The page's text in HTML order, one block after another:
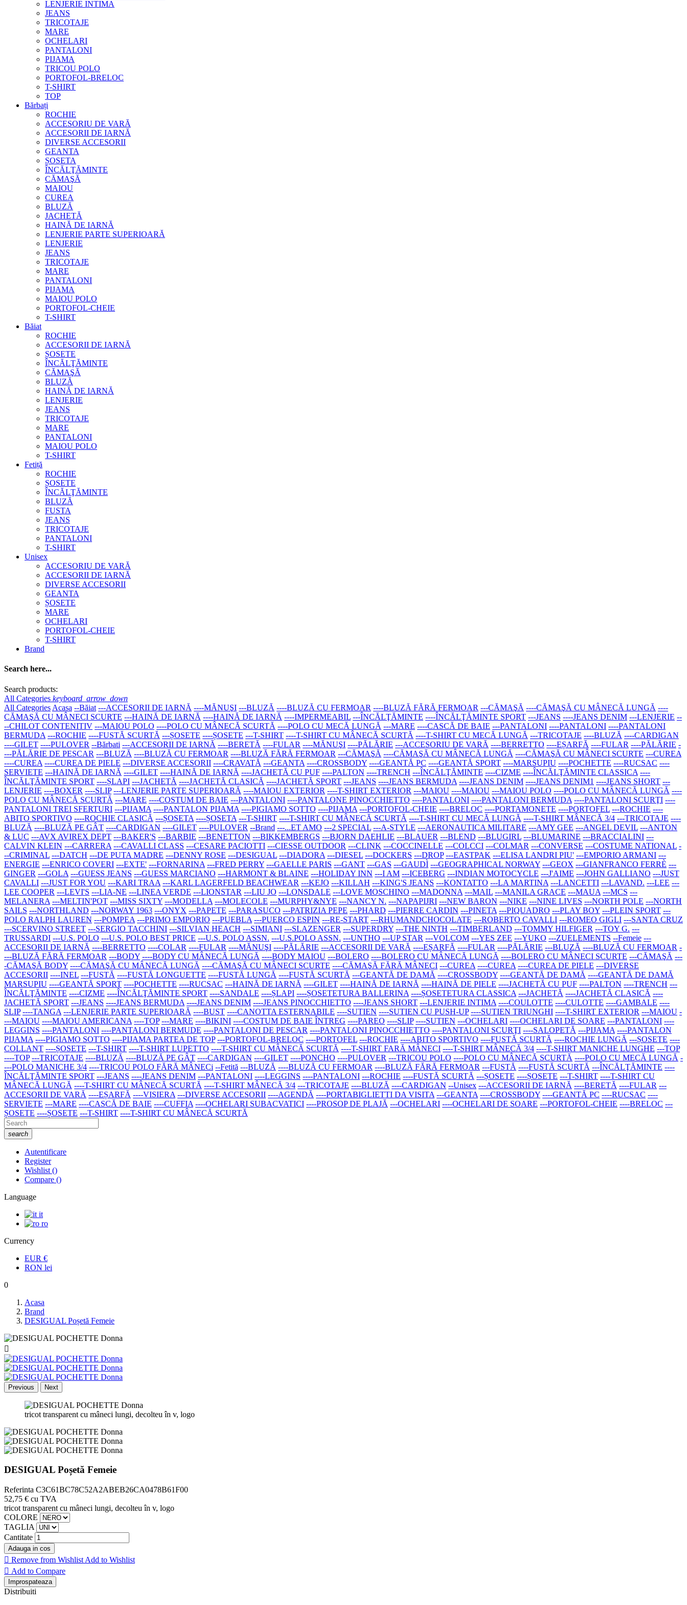
LENJERIE INTIMA
JEANS
TRICOTAJE
MARE
OCHELARI
PANTALONI
PIJAMA
TRICOU POLO
PORTOFOL-BRELOC
T-SHIRT
TOP
Bărbați
ROCHIE
ACCESORIU DE VARĂ
ACCESORII DE IARNĂ
DIVERSE ACCESORII
GEANTA
ȘOSETA
ÎNCĂLŢĂMINTE
CĂMAŞĂ
MAIOU
CUREA
BLUZĂ
JACHETĂ
HAINĂ DE IARNĂ
LENJERIE PARTE SUPERIOARĂ
LENJERIE
JEANS
TRICOTAJE
MARE
PANTALONI
PIJAMA
MAIOU POLO
PORTOFOL-CHEIE
T-SHIRT
Băiat
ROCHIE
ACCESORII DE IARNĂ
ȘOSETE
ÎNCĂLŢĂMINTE
CĂMAŞĂ
BLUZĂ
HAINĂ DE IARNĂ
LENJERIE
JEANS
TRICOTAJE
MARE
PANTALONI
MAIOU POLO
T-SHIRT
Fetiță
ROCHIE
ȘOSETE
ÎNCĂLŢĂMINTE
BLUZĂ
FUSTA
JEANS
TRICOTAJE
PANTALONI
T-SHIRT
Unisex
ACCESORIU DE VARĂ
ACCESORII DE IARNĂ
DIVERSE ACCESORII
GEANTA
ȘOSETE
MARE
OCHELARI
PORTOFOL-CHEIE
T-SHIRT
Brand
Search here...
Search products:
All Categories keyboard_arrow_down
All Categories Acasa --Băiat ---ACCESORII DE IARNĂ ----MĂNUŞI ---BLUZĂ ----BLUZĂ CU FERMOAR ----BLUZĂ FĂRĂ FERMOAR ---CĂMAŞĂ ----CĂMAŞĂ CU MÂNECĂ LUNGĂ ----
CĂMAŞĂ CU MÂNECI SCURTE ---HAINĂ DE IARNĂ ----HAINĂ DE IARNĂ ----IMPERMEABIL ---ÎNCĂLŢĂMINTE ----ÎNCĂLŢĂMINTE SPORT ---JEANS ----JEANS DENIM ---LENJERIE --
--CHILOT CONTENITIV ---MAIOU POLO ----POLO CU MÂNECĂ SCURTĂ ----POLO CU MECĂ LUNGĂ ---MARE ----CASCĂ DE BAIE ---PANTALONI ----PANTALONI ----PANTALONI
BERMUDA ---ROCHIE ----FUSTĂ SCURTĂ ---ȘOSETE ----ȘOSETE ---T-SHIRT ----T-SHIRT CU MÂNECĂ SCURTĂ ----T-SHIRT CU MECĂ LUNGĂ ---TRICOTAJE ----BLUZĂ ----CARDIGAN
----GILET ----PULOVER --Bărbati ---ACCESORII DE IARNĂ ----BERETĂ ----FULAR ----MĂNUŞI ----PĂLĂRIE ---ACCESORIU DE VARĂ ----BERRETTO ----EȘARFĂ ----FULAR ----PĂLĂRIE -
---PĂLĂRIE DE PESCAR ---BLUZĂ ----BLUZĂ CU FERMOAR ----BLUZĂ FĂRĂ FERMOAR ---CĂMAŞĂ ----CĂMAŞĂ CU MÂNECĂ LUNGĂ ----CĂMAŞĂ CU MÂNECI SCURTE ---CUREA
----CUREA ----CUREA DE PIELE ---DIVERSE ACCESORII ----CRAVATĂ ---GEANTA ----CROSSBODY ----GEANTĂ PC ----GEANTĂ SPORT ----MARSUPIU ----POCHETTE ----RUCSAC ----
SERVIETE ---HAINĂ DE IARNĂ ----GILET ----HAINĂ DE IARNĂ ----JACHETĂ CU PUF ----PALTON ----TRENCH ---ÎNCĂLŢĂMINTE ----CIZME ----ÎNCĂLŢĂMINTE CLASSICA ----
ÎNCĂLŢĂMINTE SPORT ----ȘLAPI ---JACHETĂ ----JACHETĂ CLASICĂ ----JACHETĂ SPORT ---JEANS ----JEANS BERMUDA ----JEANS DENIM ----JEANS DENIM1 ----JEANS SHORT ---
LENJERIE ----BOXER ----SLIP ---LENJERIE PARTE SUPERIOARĂ ----MAIOU EXTERIOR ----T-SHIRT EXTERIOR ---MAIOU ----MAIOU ---MAIOU POLO ----POLO CU MÂNECĂ LUNGĂ ----
POLO CU MÂNECĂ SCURTĂ ---MARE ----COSTUM DE BAIE ---PANTALONI ----PANTALONE PINOCCHIETTO ----PANTALONI ----PANTALONI BERMUDA ----PANTALONI SCURŢI ----
PANTALONI TREI SFERTURI ---PIJAMA ----PANTALON PIJAMA ----PIGIAMO SOTTO ----PIJAMA ---PORTOFOL-CHEIE ----BRELOC ----PORTAMONETE ----PORTOFEL ---ROCHIE ----
ABITO SPORTIVO ----ROCHIE CLASICĂ ---ȘOSETA ----ȘOSETA ---T-SHIRT ----T-SHIRT CU MÂNECĂ SCURTĂ ----T-SHIRT CU MECĂ LUNGĂ ----T-SHIRT MÂNECĂ 3/4 ---TRICOTAJE ----
BLUZĂ ----BLUZĂ PE GÂT ----CARDIGAN ----GILET ----PULOVER --Brand ---...ET AMO ---2 SPECIAL ---A-STYLE ---AERONAUTICA MILITARE ---AMY GEE ---ANGEL DEVIL ---ANTON
& LUC ---AVX AVIREX DEPT ---BAKER'S ---BARBIE ---BENETTON ---BIKKEMBERGS ---BJORN DAEHLIE ---BLAUER ---BLEND ---BLUGIRL ---BLUMARINE ---BRACCIALINI ---
CALVIN KLEIN ---CARRERA ---CAVALLI CLASS ---CESARE PACIOTTI ---CIESSE OUTDOOR ---CLINK ---COCCINELLE ---COLCCI ---COLMAR ---CONVERSE ---COSTUME NATIONAL -
--CRIMINAL ---DATCH ---DE PUTA MADRE ---DENNY ROSE ---DESIGUAL ---DIADORA ---DIESEL ---DOCKERS ---DROP ---EASTPAK ---ELISA LANDRI PIU' ---EMPORIO ARMANI ---
ENERGIE ---ENRICO COVERI ---EXTE' ---FORNARINA ---FRED PERRY ---GAELLE PARIS ---GANT ---GAS ---GAUDÌ ---GEOGRAPHICAL NORWAY ---GEOX ---GIANFRANCO FERRÈ ---
GINGER ---GOLA ---GUESS JEANS ---GUESS MARCIANO ---HARMONT & BLAINE ---HOLIDAY INN ---I AM ---ICEBERG ---INDIAN MOTOCYCLE ---J'AIME ---JOHN GALLIANO ---JUST
CAVALLI ---JUST FOR YOU ---KARI TRAA ---KARL LAGERFELD BEACHWEAR ---KEJO ---KILLAH ---KING'S JEANS ---KONTATTO ---LA MARTINA ---LANCETTI ---LAVAND. ---LEE ---
LEE COOPER ---LEVI'S ---LIA-NE ---LINEA VERDE ---LIONSTAR ---LIU JO ---LONSDALE ---LOVE MOSCHINO ---MADONNA ---MAIL ---MANILA GRACE ---MAUA ---MCS ---
MELANERA ---MELTIN'POT ---MISS SIXTY ---MODELLA ---MOLECOLE ---MURPHY&NYE ---NANCY N. ---NAPAPIJRI ---NEW BARON ---NIKE ---NINE LIVES ---NORTH POLE ---NORTH
SAILS ---NORTHLAND ---NORWAY 1963 ---ONYX ---PAPETE ---PARASUCO ---PATRIZIA PEPE ---PHARD ---PIERRE CARDIN ---PINETA ---PIQUADRO ---PLAY BOY ---PLEIN SPORT ---
POLO RALPH LAUREN ---POMPEA ---PRIMO EMPORIO ---PUEBLA ---PUERCO ESPIN ---RE-START ---RHUMANDCHOCOLATE ---ROBERTO CAVALLI ---ROMEO GIGLI ---SANTA CRUZ
---SCERVINO STREET ---SERGIO TACCHINI ---SILVIAN HEACH ---SIMIANI ---SLAZENGER ---SUPERDRY ---THE NINTH ---TIMBERLAND ---TOMMY HILFIGER ---TOY G. ---
TRUSSARDI ---U.S. POLO ---U.S. POLO BEST PRICE ---U.S. POLO ASSN. ---U.S.POLO ASSN. ---UNTHO ---UP STAR ---VOLCOM ---YES ZEE ---YUKO ---ZUELEMENTS --Femeie ---
ACCESORII DE IARNĂ ----BERRETTO ----COLAR ----FULAR ----MĂNUŞI ----PĂLĂRIE ---ACCESORII DE VARĂ ----EȘARFĂ ----FULAR ----PĂLĂRIE ---BLUZĂ ----BLUZĂ CU FERMOAR -
---BLUZĂ FĂRĂ FERMOAR ---BODY ----BODY CU MÂNECĂ LUNGĂ ----BODY MAIOU ---BOLERO ----BOLERO CU MÂNECĂ LUNGĂ ----BOLERO CU MÂNECI SCURTE ---CĂMAŞĂ ---
-CĂMAŞĂ BODY ----CĂMAŞĂ CU MÂNECĂ LUNGĂ ----CĂMAŞĂ CU MÂNECI SCURTE ----CĂMAŞĂ FĂRĂ MÂNECI ---CUREA ----CUREA ----CUREA DE PIELE ---DIVERSE
ACCESORII ----INEL ---FUSTĂ ----FUSTĂ LONGUETTE ----FUSTĂ LUNGĂ ----FUSTĂ SCURTĂ ---GEANTĂ DE DAMĂ ----CROSSBODY ----GEANTĂ DE DAMĂ ----GEANTĂ DE DAMĂ
MARSUPIU ----GEANTĂ SPORT ----POCHETTE ----RUCSAC ---HAINĂ DE IARNĂ ----GILET ----HAINĂ DE IARNĂ ----HAINĂ DE PIELE ----JACHETĂ CU PUF ----PALTON ----TRENCH ---
ÎNCĂLŢĂMINTE ----CIZME ----ÎNCĂLŢĂMINTE SPORT ----SANDALE ----ȘLAPI ----ȘOSETETURA BALLERINA ----ȘOSETETURA CLASSICA ---JACHETĂ ----JACHETĂ CLASICĂ ----
JACHETĂ SPORT ---JEANS ----JEANS BERMUDA ----JEANS DENIM ----JEANS PINOCCHIETTO ----JEANS SHORT ---LENJERIE INTIMA ----COULOTTE ----CULOTTE ----GAMBALE ----
SLIP ----TANGA ---LENJERIE PARTE SUPERIOARĂ ----BUST ----CANOTTA ESTERNABILE ----SUTIEN ----SUTIEN CU PUSH-UP ----SUTIEN TRIUNGHI ----T-SHIRT EXTERIOR ---MAIOU -
---MAIOU ----MAIOU AMERICANA ----TOP ---MARE ----BIKINI ----COSTUM DE BAIE ÎNTREG ----PAREO ----SLIP ----SUTIEN ---OCHELARI ----OCHELARI DE SOARE ---PANTALONI ----
LEGGINS ----PANTALONI ----PANTALONI BERMUDE ----PANTALONI DE PESCAR ----PANTALONI PINOCCHIETTO ----PANTALONI SCURŢI ----SALOPETĂ ---PIJAMA ----PANTALON
PIJAMA ----PIGIAMO SOTTO ----PIJAMA PARTEA DE TOP ---PORTOFOL-BRELOC ----PORTOFEL ---ROCHIE ----ABITO SPORTIVO ----FUSTĂ SCURTĂ ----ROCHIE LUNGĂ ---ȘOSETE ----
COLLANT ----ȘOSETE ---T-SHIRT ----T-SHIRT LUPETTO ----T-SHIRT CU MÂNECĂ SCURTĂ ----T-SHIRT FARĂ MÂNECI ----T-SHIRT MÂNECĂ 3/4 ----T-SHIRT MANICHE LUNGHE ---TOP
----TOP ---TRICOTAJE ----BLUZĂ ----BLUZĂ PE GÂT ----CARDIGAN ----GILET ----PONCHO ----PULOVER ---TRICOU POLO ----POLO CU MÂNECĂ SCURTĂ ----POLO CU MECĂ LUNGĂ -
---POLO MANICHE 3/4 ----TRICOU POLO FĂRĂ MÂNECi --Fetită ---BLUZĂ ----BLUZĂ CU FERMOAR ----BLUZĂ FĂRĂ FERMOAR ---FUSTĂ ----FUSTĂ SCURTĂ ---ÎNCĂLŢĂMINTE ----
ÎNCĂLŢĂMINTE SPORT ---JEANS ----JEANS DENIM ---PANTALONI ----LEGGINS ----PANTALONI ---ROCHIE ----FUSTĂ SCURTĂ ---ȘOSETE ----ȘOSETE ---T-SHIRT ----T-SHIRT CU
MÂNECĂ LUNGĂ ----T-SHIRT CU MÂNECĂ SCURTĂ ----T-SHIRT MÂNECĂ 3/4 ---TRICOTAJE ----BLUZĂ ----CARDIGAN --Unisex ---ACCESORII DE IARNĂ ----BERETĂ ----FULAR ---
ACCESORII DE VARĂ ----EȘARFĂ ----VISIERA ---DIVERSE ACCESORII ----AGENDĂ ----PORTABIGLIETTI DA VISITA ---GEANTA ----CROSSBODY ----GEANTĂ PC ----RUCSAC ----
SERVIETE ---MARE ----CASCĂ DE BAIE ----CUFFIA ----OCHELARI SUBACVATICI ----PROSOP DE PLAJĂ ---OCHELARI ----OCHELARI DE SOARE ---PORTOFOL-CHEIE ----BRELOC ---
ȘOSETE ----ȘOSETE ---T-SHIRT ----T-SHIRT CU MÂNECĂ SCURTĂ
search
Autentificare
Register
Wishlist ()
Compare ()
Language
it
ro
Currency
EUR €
RON lei
0
Acasa
Brand
DESIGUAL Poșetă Femeie

Previous Next
tricot transparent cu mâneci lungi, decolteu în v, logo
DESIGUAL Poșetă Femeie
Referinta C3C61BC78C52A2ABEB26CA0478B61F00
52,75 € cu TVA
tricot transparent cu mâneci lungi, decolteu în v, logo
COLORE
TAGLIA
Cantitate
Adauga in cos
 Remove from Wishlist Add to Wishlist
 Add to Compare
Distribuiti